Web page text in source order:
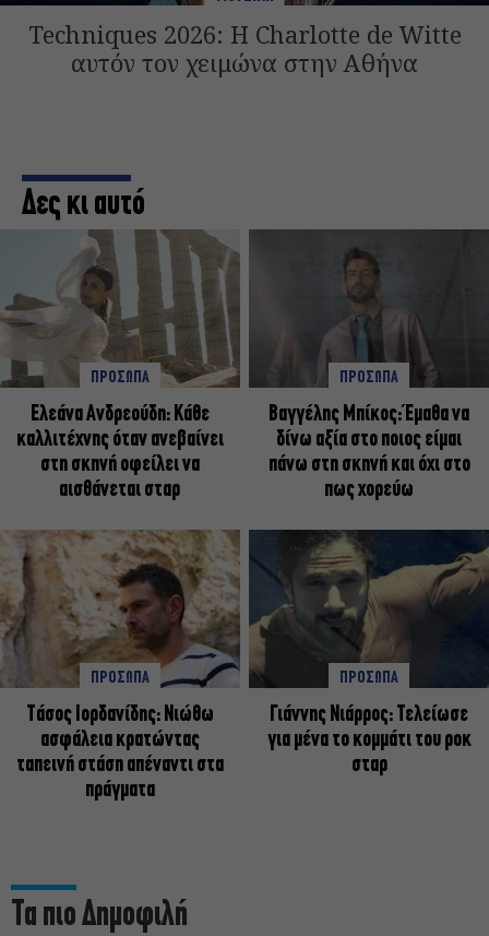
Techniques 2026: Η Charlotte de Witte
αυτόν τον χειμώνα στην Αθήνα
Δες κι αυτό
ΠΡΟΣΩΠΑ
Ελεάνα Ανδρεούδη: Κάθε
καλλιτέχνης όταν ανεβαίνει
στη σκηνή οφείλει να
αισθάνεται σταρ
ΠΡΟΣΩΠΑ
Βαγγέλης Μπίκος: Έμαθα να
δίνω αξία στο ποιος είμαι
πάνω στη σκηνή και όχι στο
πως χορεύω
ΠΡΟΣΩΠΑ
Tάσος Ιορδανίδης: Νιώθω
ασφάλεια κρατώντας
ταπεινή στάση απέναντι στα
πράγματα
ΠΡΟΣΩΠΑ
Γιάννης Νιάρρος: Τελείωσε
για μένα το κομμάτι του ροκ
σταρ
Τα πιο Δημοφιλή